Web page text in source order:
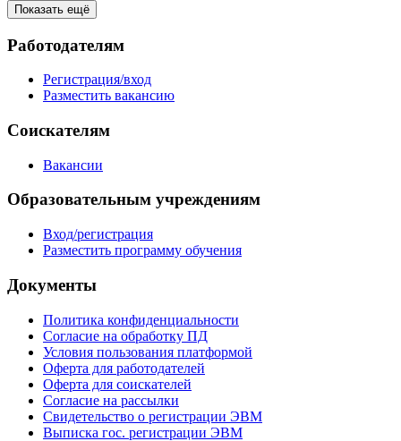
Показать ещё
Работодателям
Регистрация/вход
Разместить вакансию
Соискателям
Вакансии
Образовательным учреждениям
Вход/регистрация
Разместить программу обучения
Документы
Политика конфиденциальности
Согласие на обработку ПД
Условия пользования платформой
Оферта для работодателей
Оферта для соискателей
Согласие на рассылки
Свидетельство о регистрации ЭВМ
Выписка гос. регистрации ЭВМ